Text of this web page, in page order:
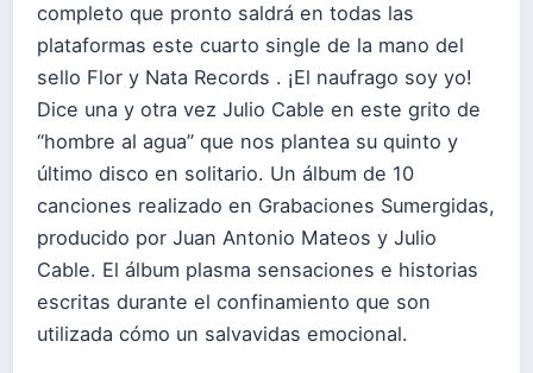
completo que pronto saldrá en todas las
plataformas este cuarto single de la mano del
sello Flor y Nata Records . ¡El naufrago soy yo!
Dice una y otra vez Julio Cable en este grito de
“hombre al agua” que nos plantea su quinto y
último disco en solitario. Un álbum de 10
canciones realizado en Grabaciones Sumergidas,
producido por Juan Antonio Mateos y Julio
Cable. El álbum plasma sensaciones e historias
escritas durante el confinamiento que son
utilizada cómo un salvavidas emocional.